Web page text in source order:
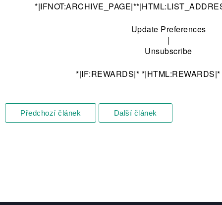
Update Preferences
|
Unsubscribe
*|IF:REWARDS|*
Předchozí článek Další článek